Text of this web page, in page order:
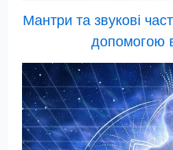
Мантри та звукові
допомогою